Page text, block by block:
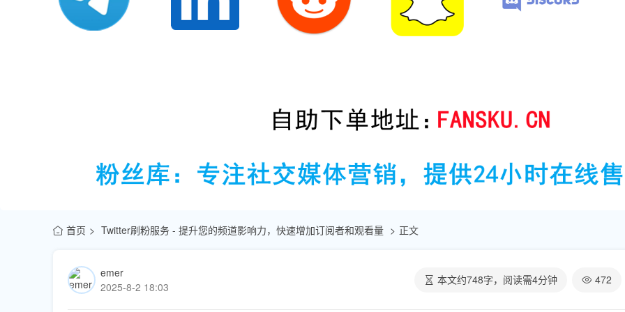
首页 Twitter刷粉服务 - 提升您的频道影响力，快速增加订阅者和观看量 正文
emer
2025-8-2 18:03
本文约748字，阅读需4分钟 472